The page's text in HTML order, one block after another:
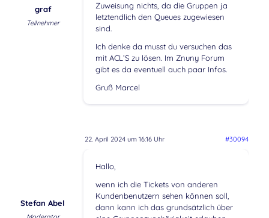
graf
Teilnehmer
Zuweisung nichts, da die Gruppen ja
letztendlich den Queues zugewiesen
sind.
Ich denke da musst du versuchen das
mit ACL’S zu lösen. Im Znuny Forum
gibt es da eventuell auch paar Infos.
Gruß Marcel
22. April 2024 um 16:16 Uhr #30094
Stefan Abel
Hallo,
wenn ich die Tickets von anderen
Kundenbenutzern sehen können soll,
dann kann ich das grundsätzlich über